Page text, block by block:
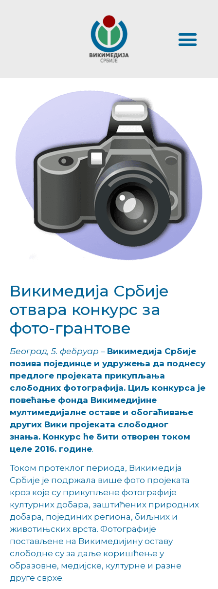
Викимедија Србије
отвара конкурс за
фото-грантове
Београд, 5. фебруар – Викимедија Србије
позива појединце и удружења да поднесу
предлоге пројеката прикупљања
слободних фотографија. Циљ конкурса је
повећање фонда Викимедијине
мултимедијалне оставе и обогаћивање
других Вики пројеката слободног
знања. Конкурс ће бити отворен током
целе 2016. године.
Током протеклог периода, Викимедија
Србије је подржала више фото пројеката
кроз које су прикупљене фотографије
културних добара, заштићених природних
добара, појединих региона, биљних и
животињских врста. Фотографије
постављене на Викимедијину оставу
слободне су за даље коришћење у
образовне, медијске, културне и разне
друге сврхе.